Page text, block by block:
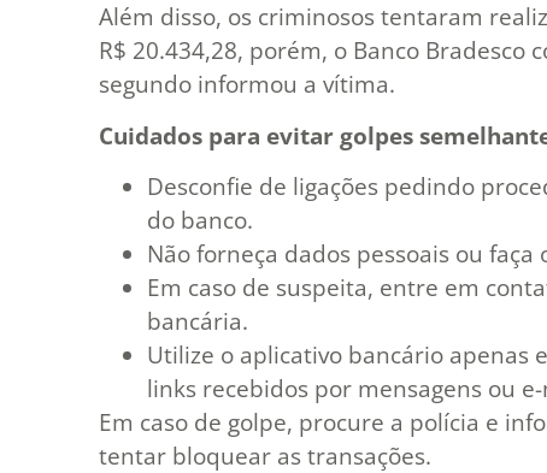
Além disso, os criminosos tentaram
R$ 20.434,28, porém, o Banco Bradesco
segundo informou a vítima.
Cuidados para evitar golpes
Desconfie de ligações pedindo
do banco.
Não forneça dados pessoais ou
Em caso de suspeita, entre em
bancária.
Utilize o aplicativo bancário apenas
links recebidos por mensagens ou
Em caso de golpe, procure a polícia e
tentar bloquear as transações.